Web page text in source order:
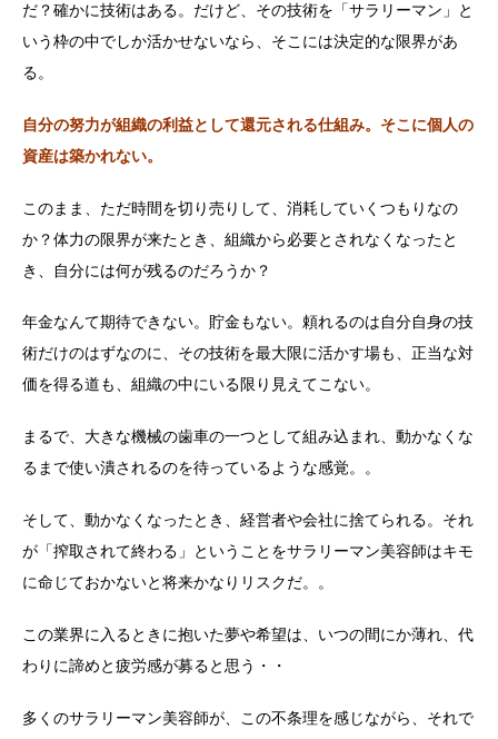
だ？確かに技術はある。だけど、その技術を「サラリーマン」と
いう枠の中でしか活かせないなら、そこには決定的な限界があ
る。
自分の努力が組織の利益として還元される仕組み。そこに個人の
資産は築かれない。
このまま、ただ時間を切り売りして、消耗していくつもりなの
か？体力の限界が来たとき、組織から必要とされなくなったと
き、自分には何が残るのだろうか？
年金なんて期待できない。貯金もない。頼れるのは自分自身の技
術だけのはずなのに、その技術を最大限に活かす場も、正当な対
価を得る道も、組織の中にいる限り見えてこない。
まるで、大きな機械の歯車の一つとして組み込まれ、動かなくな
るまで使い潰されるのを待っているような感覚。。
そして、動かなくなったとき、経営者や会社に捨てられる。それ
が「搾取されて終わる」ということをサラリーマン美容師はキモ
に命じておかないと将来かなりリスクだ。。
この業界に入るときに抱いた夢や希望は、いつの間にか薄れ、代
わりに諦めと疲労感が募ると思う・・
多くのサラリーマン美容師が、この不条理を感じながら、それで